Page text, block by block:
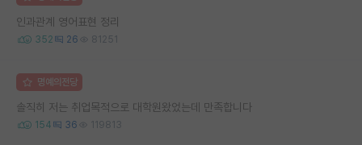
인과관계 영어표현 정리
352 26 81251
명예의전당
솔직히 저는 취업목적으로 대학원왔었는데 만족합니다
154 36 119813